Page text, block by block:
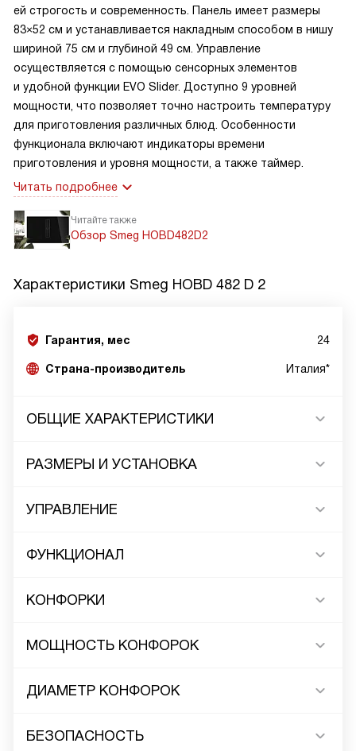
ей строгость и современность. Панель имеет размеры
83×52 см и устанавливается накладным способом в нишу
шириной 75 см и глубиной 49 см. Управление
осуществляется с помощью сенсорных элементов
и удобной функции EVO Slider. Доступно 9 уровней
мощности, что позволяет точно настроить температуру
для приготовления различных блюд. Особенности
функционала включают индикаторы времени
приготовления и уровня мощности, а также таймер.
Читать подробнее
Читайте также
Обзор Smeg HOBD482D2
Характеристики Smeg HOBD 482 D 2
Гарантия, мес 24
Страна-производитель Италия*
ОБЩИЕ ХАРАКТЕРИСТИКИ
РАЗМЕРЫ И УСТАНОВКА
УПРАВЛЕНИЕ
ФУНКЦИОНАЛ
КОНФОРКИ
МОЩНОСТЬ КОНФОРОК
ДИАМЕТР КОНФОРОК
БЕЗОПАСНОСТЬ